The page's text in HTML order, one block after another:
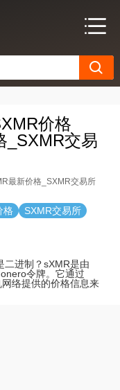
价格
_SXMR交易
最新价格_SXMR交易所
格
SXMR交易所
二进制？sXMR是由
令牌。它通过
络提供的价格信息来